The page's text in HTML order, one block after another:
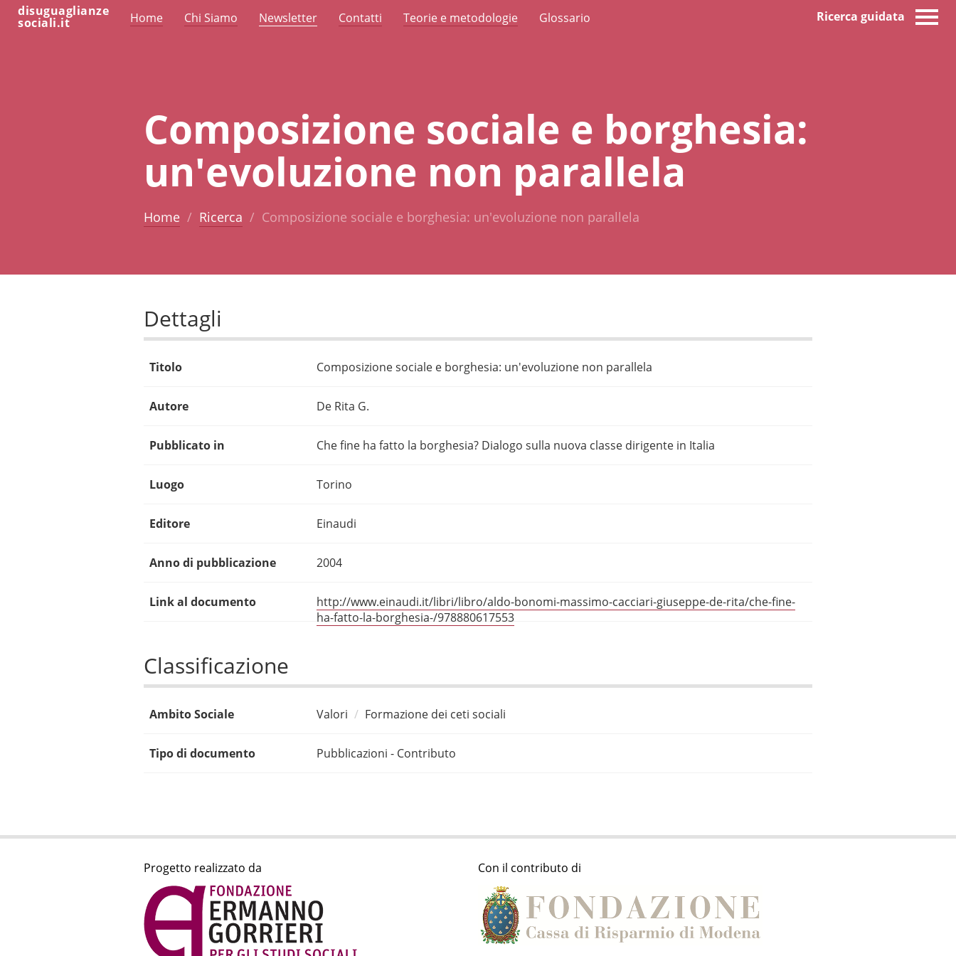
disuguaglianze
sociali.it Home Chi Siamo Newsletter Contatti Teorie e metodologie Glossario Ricerca guidata
Composizione sociale e borghesia:
un'evoluzione non parallela
Home Ricerca Composizione sociale e borghesia: un'evoluzione non parallela
Dettagli
Titolo Composizione sociale e borghesia: un'evoluzione non parallela
Autore De Rita G.
Pubblicato in Che fine ha fatto la borghesia? Dialogo sulla nuova classe dirigente in Italia
Luogo Torino
Editore Einaudi
Anno di pubblicazione 2004
Link al documento
http://www.einaudi.it/libri/libro/aldo-bonomi-massimo-cacciari-giuseppe-de-rita/che-fine-
ha-fatto-la-borghesia-/978880617553
Classificazione
Ambito Sociale Valori Formazione dei ceti sociali
Tipo di documento Pubblicazioni - Contributo
Progetto realizzato da Con il contributo di